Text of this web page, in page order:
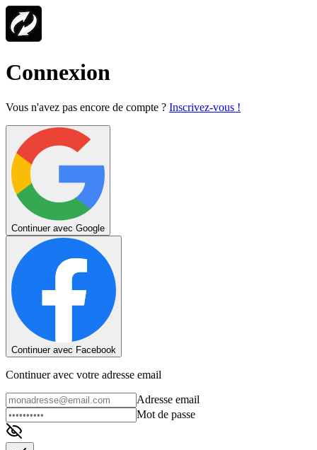
Connexion
Vous n'avez pas encore de compte ? Inscrivez-vous !
Continuer avec Google
Continuer avec Facebook
Continuer avec votre adresse email
Adresse email
Mot de passe